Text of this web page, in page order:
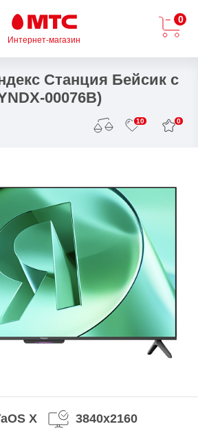
Интернет-магазин
0
Станция Бейсик с
00076B)
10 0
X 3840x2160